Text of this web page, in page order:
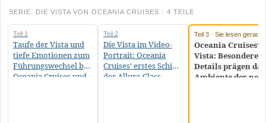
SERIE: DIE VISTA VON OCEANIA CRUISES · 4 TEILE
Teil 1
Taufe der Vista und
tiefe Emotionen zum
Führungswechsel bei
Oceania Cruises und
Teil 2
Die Vista im Video-
Portrait: Oceania
Cruises‘ erstes Schiff
der Allura-Class
Teil 3 · Sie lesen gerade
Oceania Cruises‘
Vista: Besondere
Details prägen das
Ambiente der